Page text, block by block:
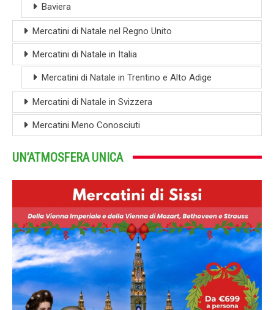
Baviera
Mercatini di Natale nel Regno Unito
Mercatini di Natale in Italia
Mercatini di Natale in Trentino e Alto Adige
Mercatini di Natale in Svizzera
Mercatini Meno Conosciuti
UN’ATMOSFERA UNICA